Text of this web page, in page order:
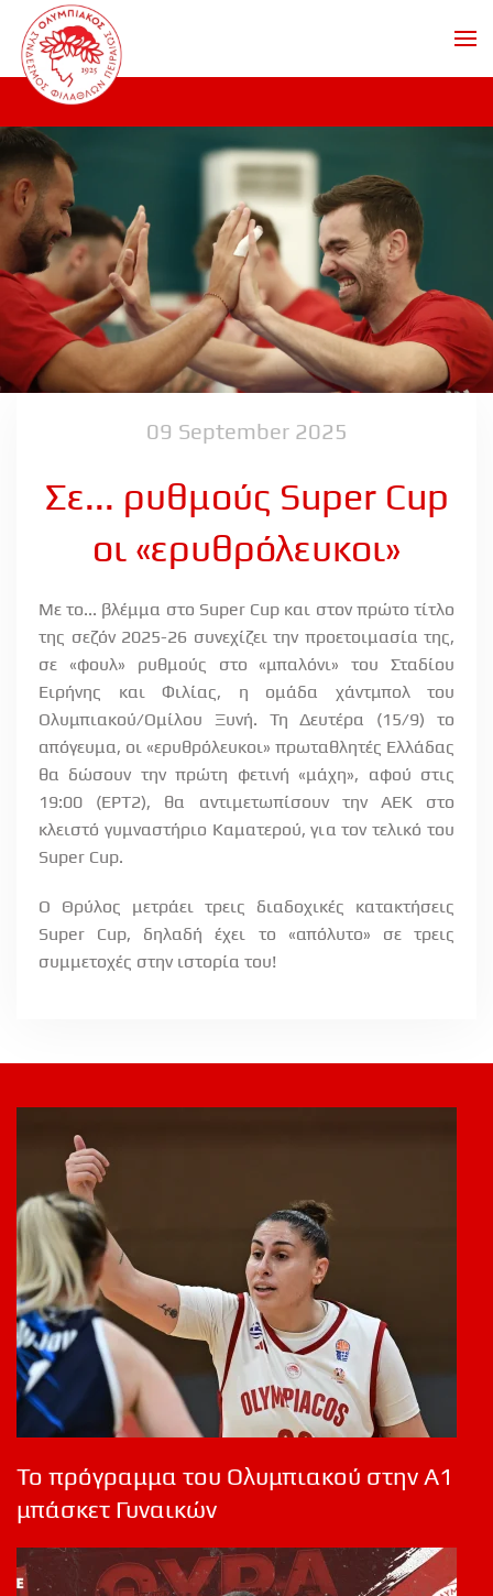
Skip to main content
09 September 2025
Σε... ρυθμούς Super Cup
οι «ερυθρόλευκοι»
Με το... βλέμμα στο Super Cup και στον πρώτο τίτλο
της σεζόν 2025-26 συνεχίζει την προετοιμασία της,
σε «φουλ» ρυθμούς στο «μπαλόνι» του Σταδίου
Ειρήνης και Φιλίας, η ομάδα χάντμπολ του
Ολυμπιακού/Ομίλου Ξυνή. Τη Δευτέρα (15/9) το
απόγευμα, οι «ερυθρόλευκοι» πρωταθλητές Ελλάδας
θα δώσουν την πρώτη φετινή «μάχη», αφού στις
19:00 (ΕΡΤ2), θα αντιμετωπίσουν την ΑΕΚ στο
κλειστό γυμναστήριο Καματερού, για τον τελικό του
Super Cup.
Ο Θρύλος μετράει τρεις διαδοχικές κατακτήσεις
Super
Cup, δηλαδή έχει το «απόλυτο» σε τρεις
συμμετοχές στην ιστορία του!
Το πρόγραμμα του Ολυμπιακού στην Α1
μπάσκετ Γυναικών